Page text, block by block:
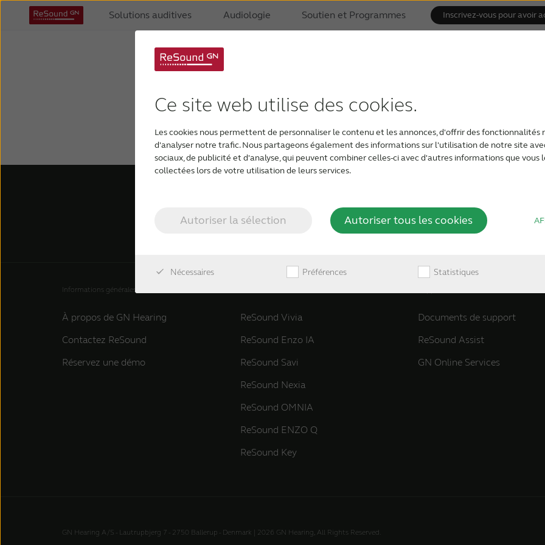
Ce site web utilise des cookies.
Les cookies nous permettent de personnaliser le contenu et les annonces, d'offrir des fonctionnalités
d'analyser notre trafic. Nous partageons également des informations sur l'utilisation de notre site
sociaux, de publicité et d'analyse, qui peuvent combiner celles-ci avec d'autres informations que vous
collectées lors de votre utilisation de leurs services.
Autoriser la sélection Autoriser tous les cookies
Nécessaires Préférences Statistiques
Solutions auditives Audiologie Soutien et Programmes Inscrivez-vous pour avoir
Informations générales
À propos de GN Hearing
Contactez ReSound
Réservez une démo
ReSound Vivia
ReSound Enzo IA
ReSound Savi
ReSound Nexia
ReSound OMNIA
ReSound ENZO Q
ReSound Key
Documents de support
ReSound Assist
GN Online Services
GN Hearing A/S - Lautrupbjerg 7 - 2750 Ballerup - Denmark | 2026 GN Hearing, All Rights Reserved.